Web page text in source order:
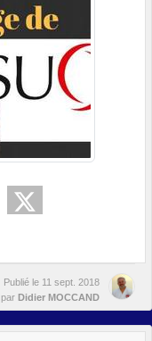
Publié le 11 sept. 2018
par Didier MOCCAND